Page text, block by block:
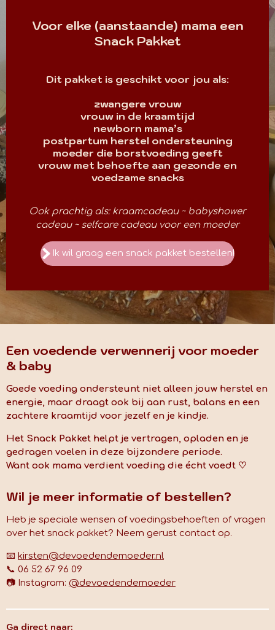
Voor elke (aanstaande) mama een
Snack Pakket
Dit pakket is geschikt voor jou als:
zwangere vrouw
vrouw in de kraamtijd
newborn mama’s
postpartum herstel ondersteuning
moeder die borstvoeding geeft
vrouw met behoefte aan gezonde en
voedzame snacks
Ook prachtig als: kraamcadeau ~ babyshower
cadeau ~ selfcare cadeau voor een moeder
Ik wil graag een snack pakket bestellen!
Een voedende verwennerij voor moeder
& baby
Goede voeding ondersteunt niet alleen jouw herstel en
energie, maar draagt ook bij aan rust, balans en een
zachtere kraamtijd voor jezelf en je kindje.
Het Snack Pakket helpt je vertragen, opladen en je
gedragen voelen in deze bijzondere periode.
Want ook mama verdient voeding die écht voedt ♡
Wil je meer informatie of bestellen?
Heb je speciale wensen of voedingsbehoeften of vragen
over het snack pakket? Neem gerust contact op.
📧 kirsten@devoedendemoeder.nl
📞 06 52 67 96 09
📷 Instagram: @devoedendemoeder
Ga direct naar: